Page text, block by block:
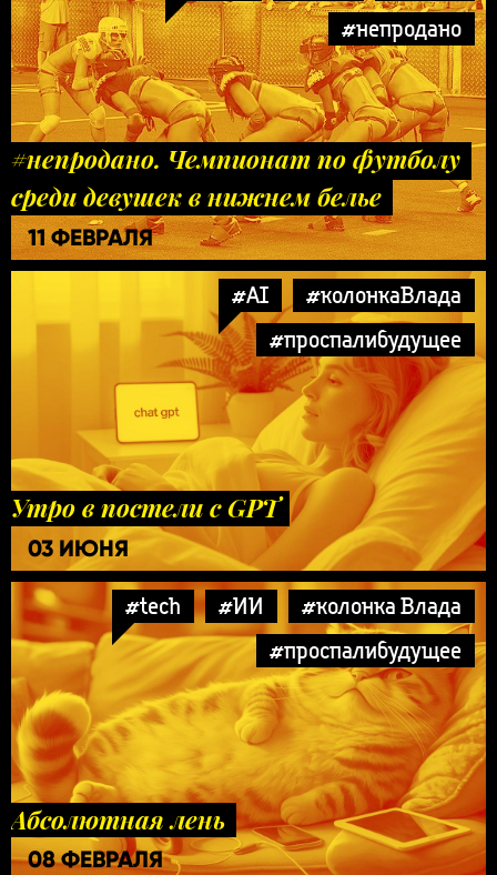
#непродано
#непродано. Чемпионат по футболу
среди девушек в нижнем белье
11 ФЕВРАЛЯ
#AI
#колонкаВлада
#проспалибудущее
Утро в постели с GPT
03 ИЮНЯ
#tech #ИИ
#колонка Влада
#проспалибудущее
Абсолютная лень
08 ФЕВРАЛЯ